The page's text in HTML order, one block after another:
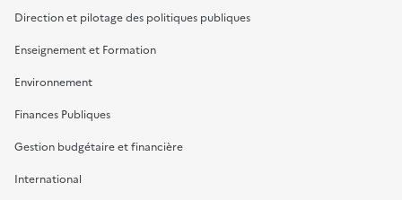
Direction et pilotage des politiques publiques
Enseignement et Formation
Environnement
Finances Publiques
Gestion budgétaire et financière
International